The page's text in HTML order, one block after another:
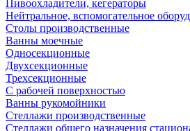
Пивоохладители, кегераторы
Нейтральное, вспомогательное
Столы производственные
Ванны моечные
Односекционные
Двухсекционные
Трехсекционные
С рабочей поверхностью
Ванны рукомойники
Стеллажи производственные
Стеллажи общего назначения